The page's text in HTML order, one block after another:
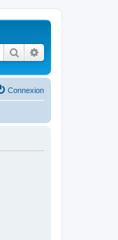
Rechercher
Connexion